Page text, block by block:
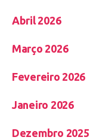
Abril 2026
Março 2026
Fevereiro 2026
Janeiro 2026
Dezembro 2025